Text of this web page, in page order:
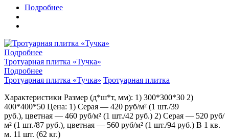
Подробнее
Подробнее
Тротуарная плитка «Тучка»
Подробнее
Тротуарная плитка «Тучка» Тротуарная плитка
Характеристики Размер (д*ш*т, мм): 1) 300*300*30 2)
400*400*50 Цена: 1) Серая — 420 руб/м² (1 шт./39
руб.), цветная — 460 руб/м² (1 шт./42 руб.) 2) Серая — 520 руб/
м² (1 шт./87 руб.), цветная — 560 руб/м² (1 шт./94 руб.) В 1 кв.
м. 11 шт. (62 кг.)